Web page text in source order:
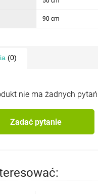
90 cm
(0)
nie ma żadnych pytań
Zadać pytanie